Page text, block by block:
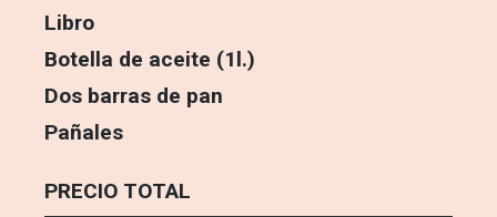
Libro
Botella de aceite (1l.)
Dos barras de pan
Pañales
PRECIO TOTAL